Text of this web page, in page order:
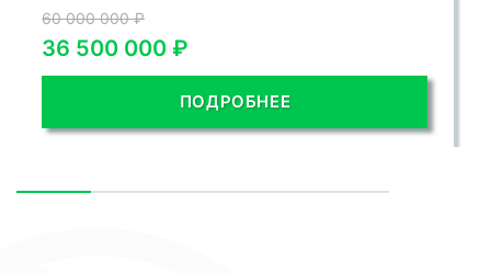
60 000 000 ₽
36 500 000 ₽
ПОДРОБНЕЕ